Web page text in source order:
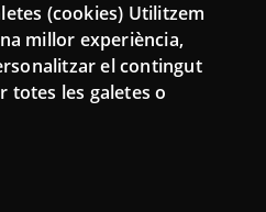
(cookies) Utilitzem
millor experiència,
el contingut
totes les galetes o